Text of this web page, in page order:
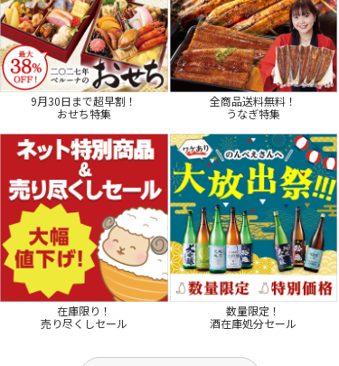
9月30日まで超早割！
おせち特集
全商品送料無料！
うなぎ特集
在庫限り！
売り尽くしセール
数量限定！
酒在庫処分セール